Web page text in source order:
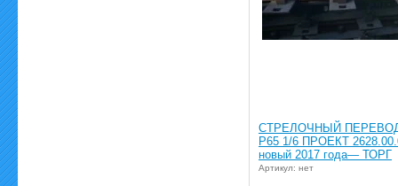
СТРЕЛОЧНЫЙ
Р65 1/6 ПРОЕКТ
новый 2017 года— ТОРГ
Артикул: нет